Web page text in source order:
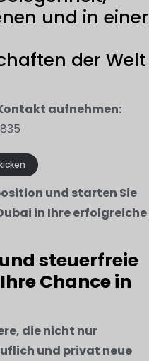
und in einer
der Welt
aufnehmen:
und starten Sie
in Ihre erfolgreiche
steuerfreie
Chance in
die nicht nur
und privat neue